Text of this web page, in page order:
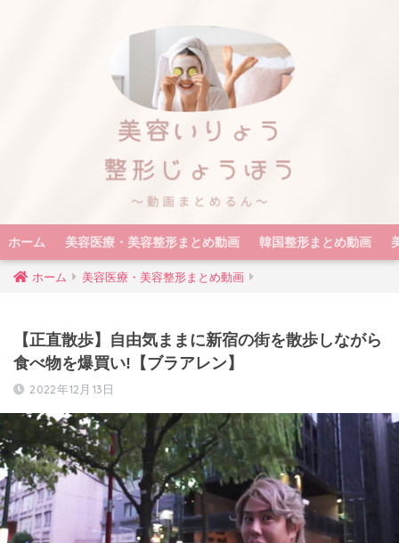
ホーム 美容医療・美容整形まとめ動画 韓国整形まとめ動画
ホーム 美容医療・美容整形まとめ動画
【正直散歩】自由気ままに新宿の街を散歩しながら
食べ物を爆買い!【ブラアレン】
2022年12月13日